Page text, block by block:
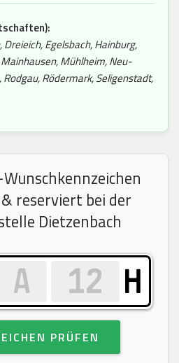
Egelsbach, Hainburg,
Mühlheim, Neu-
Rödermark, Seligenstadt,
reserviert bei der
Dietzenbach
H
PRÜFEN